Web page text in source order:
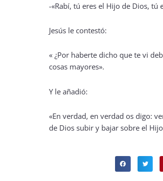
-«Rabí, tú eres el Hijo de Dios, tú
Jesús le contestó:
« ¿Por haberte dicho que te vi
cosas mayores».
Y le añadió:
«En verdad, en verdad os digo:
de Dios subir y bajar sobre el